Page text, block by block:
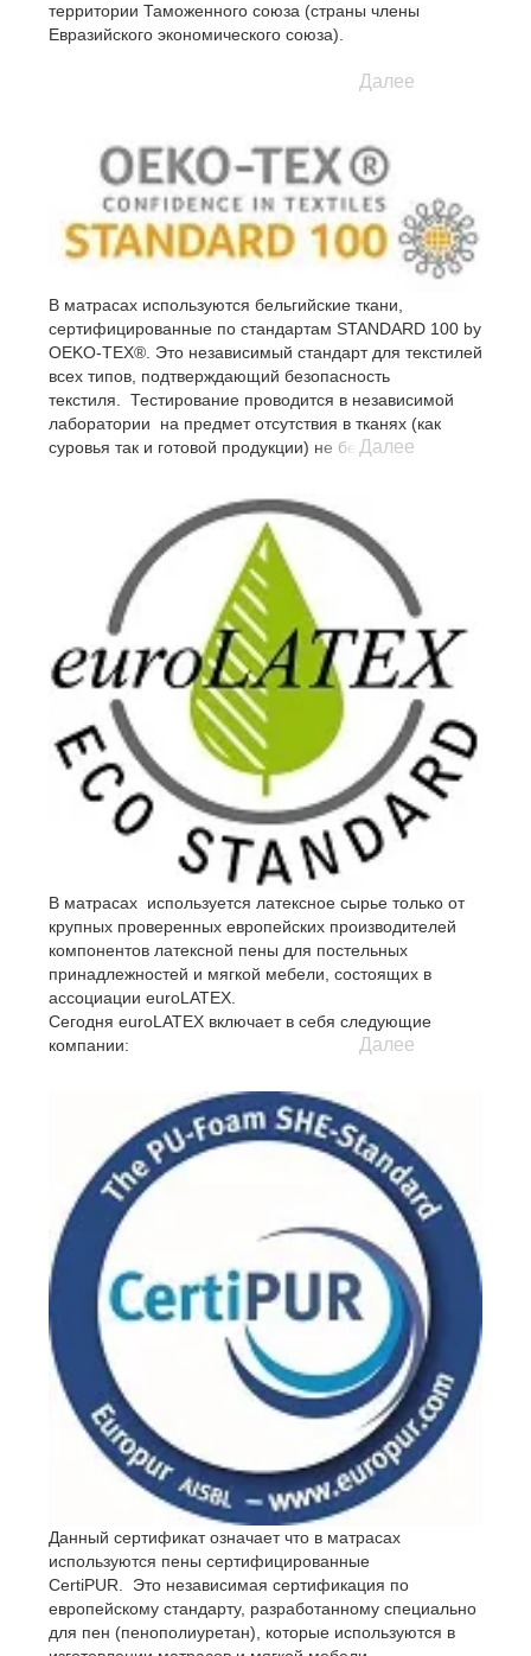
территории Таможенного союза (страны члены
Евразийского экономического союза).
Далее
В матрасах используются бельгийские ткани,
сертифицированные по стандартам STANDARD 100 by
OEKO-TEX®. Это независимый стандарт для текстилей
всех типов, подтверждающий безопасность
текстиля. Тестирование проводится в независимой
лаборатории на предмет отсутствия в тканях (как
суровья так и готовой продукции) не безопасных
Далее
В матрасах используется латексное сырье только от
крупных проверенных европейских производителей
компонентов латексной пены для постельных
принадлежностей и мягкой мебели, состоящих в
ассоциации euroLATEX.
Сегодня euroLATEX включает в себя следующие
компании:
- Latexco N.V., Belgium
- Dunlopillo GmbH, Germany
- Gommagomma s.r.l., Italy
Далее
Данный сертификат означает что в матрасах
используются пены сертифицированные
CertiPUR. Это независимая сертификация по
европейскому стандарту, разработанному специально
для пен (пенополиуретан), которые используются в